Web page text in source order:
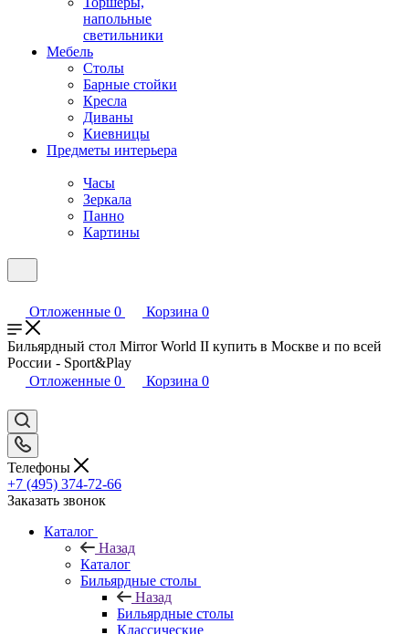
напольные
светильники
Мебель
Столы
Барные стойки
Кресла
Диваны
Киевницы
Предметы интерьера
Часы
Зеркала
Панно
Картины
Отложенные 0 Корзина 0
Бильярдный стол Mirror World II купить в Москве и по всей
России - Sport&Play
Отложенные 0 Корзина 0
Телефоны
+7 (495) 374-72-66
Заказать звонок
Каталог
Назад
Каталог
Бильярдные столы
Назад
Бильярдные столы
Классические